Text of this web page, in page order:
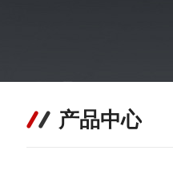
产品中心